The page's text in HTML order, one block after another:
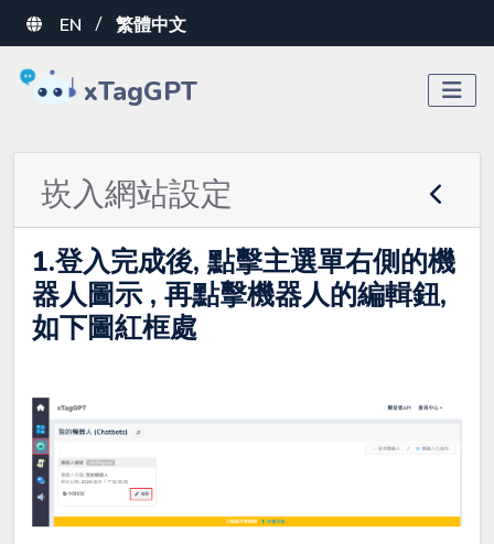
EN / 繁體中文
xTagGPT
崁入網站設定
1.登入完成後, 點擊主選單右側的機
器人圖示 , 再點擊機器人的編輯鈕,
如下圖紅框處